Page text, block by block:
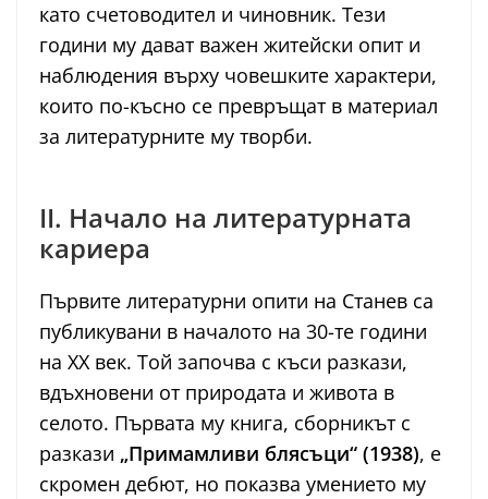
като счетоводител и чиновник. Тези
години му дават важен житейски опит и
наблюдения върху човешките характери,
които по-късно се превръщат в материал
за литературните му творби.
II. Начало на литературната
кариера
Първите литературни опити на Станев са
публикувани в началото на 30-те години
на ХХ век. Той започва с къси разкази,
вдъхновени от природата и живота в
селото. Първата му книга, сборникът с
разкази „Примамливи блясъци“ (1938), е
скромен дебют, но показва умението му